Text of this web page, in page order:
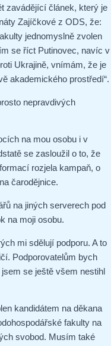
zavádějící článek, který je
Zajíčkové z ODS, že:
jednomyslně zvolen
se říct Putinovec, navíc v
Ukrajině, vnímám, že je
akademického prostředí“.
nepravdivých
na mou osobu i v
se zasloužil o to, že
rozjela kampaň, o
čarodějnice.
na jiných serverech pod
na moji osobu.
mi sdělují podporu. A to
Podporovatelům bych
se ještě všem nestihl
kandidátem na děkana
fakulty na
svobod. Musím také